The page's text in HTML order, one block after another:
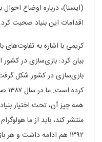
(ایسنا)، درباره اوضاع
اقدامات این بنیاد صحبت کرد.
کریمی با اشاره به
همه چیز آن، تحت اختیار
منتشر کند، باید از ما
۱۳۹۲ هم ادامه داشت و